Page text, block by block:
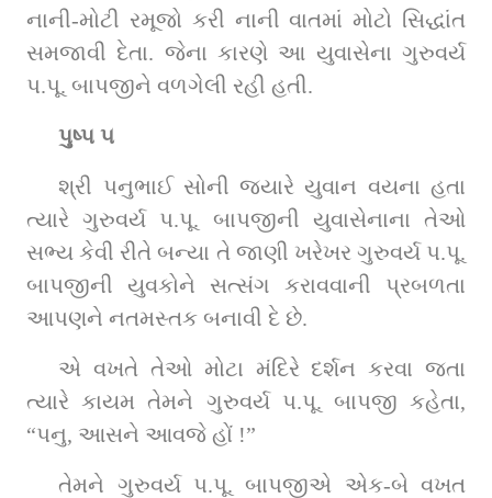
નાની-મોટી રમૂજો કરી નાની વાતમાં મોટો સિદ્ધાંત
સમજાવી દેતા. જેના કારણે આ યુવાસેના ગુરુવર્ય
પ.પૂ. બાપજીને વળગેલી રહી હતી.
પુષ્પ ૫
શ્રી પનુભાઈ સોની જ્યારે યુવાન વયના હતા
ત્યારે ગુરુવર્ય પ.પૂ. બાપજીની યુવાસેનાના તેઓ
સભ્ય કેવી રીતે બન્યા તે જાણી ખરેખર ગુરુવર્ય પ.પૂ.
બાપજીની યુવકોને સત્સંગ કરાવવાની પ્રબળતા
આપણને નતમસ્તક બનાવી દે છે.
એ વખતે તેઓ મોટા મંદિરે દર્શન કરવા જતા
ત્યારે કાયમ તેમને ગુરુવર્ય પ.પૂ. બાપજી કહેતા,
“પનુ, આસને આવજે હોં !”
તેમને ગુરુવર્ય પ.પૂ. બાપજીએ એક-બે વખત